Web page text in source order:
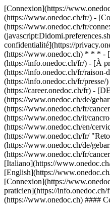
[Connexion](https://
(https://www.onedoc.ch/fr/) -
(https://www.onedoc.ch/fr/
confidentialité](https://
(https://www.onedoc.ch) * * * -
(https://info.onedoc.ch/fr/) - [À
(https://info.onedoc.ch/fr/raison-
(https://info.onedoc.ch/fr/presse/
(https://career.onedoc.ch/fr) -
(https://www.onedoc.ch/de/
(https://www.onedoc.ch/fr/
(https://www.onedoc.ch/it/
(https://www.onedoc.ch/en/
(https://www.onedoc.ch/fr/
(https://www.onedoc.ch/de/
(https://www.onedoc.ch/fr/
[Italiano](https://
[English](https://
[Connexion](https://
praticien](https://info.onedoc.ch/
(https://www.onedoc.ch) ####